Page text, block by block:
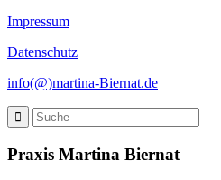
Impressum
Datenschutz
info(@)martina-Biernat.de
Praxis Martina Biernat